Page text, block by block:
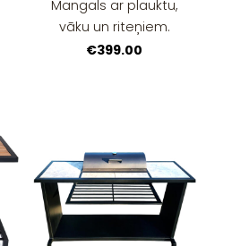
Mangals ar plauktu,
vāku un riteņiem.
€399.00